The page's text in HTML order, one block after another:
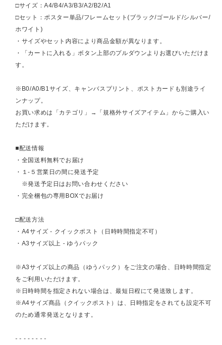
□サイズ：A4/B4/A3/B3/A2/B2/A1
□セット：ポスター単品/フレームセット(ブラック/ゴールド/シルバー/
ホワイト)
・サイズやセット内容により商品金額が異なります。
・「カートに入れる」ボタン上部のプルダウンよりお選びいただけま
す。
※B0/A0/B1サイズ、キャンバスプリント、ポストカードも別途ライ
ンナップ。
お買い求めは「カテゴリ」→「規格外サイズアイテム」からご購入い
ただけます。
■配送情報
・全国送料無料でお届け
・１-５営業日の間に発送予定
※発送予定日はお問い合わせください
・完全梱包の専用BOXでお届け
□配送方法
・A4サイズ - クイックポスト（日時時間指定不可）
・A3サイズ以上 - ゆうパック
※A3サイズ以上の商品（ゆうパック）をご注文の場合、日時時間指定
をご利用いただけます。
※日時時間を指定されない場合は、最短日程にて発送致します。
※A4サイズ商品（クイックポスト）は、日時指定をされても設定不可
のため通常発送となります。
- - - - - - - -